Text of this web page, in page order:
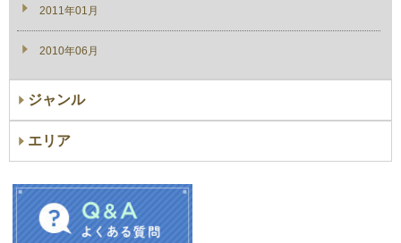
2011年01月
2010年06月
ジャンル
エリア